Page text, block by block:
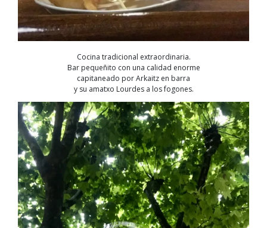
Cocina tradicional extraordinaria.
Bar pequeñito con una calidad enorme
capitaneado por Arkaitz en barra
y su amatxo Lourdes a los fogones.